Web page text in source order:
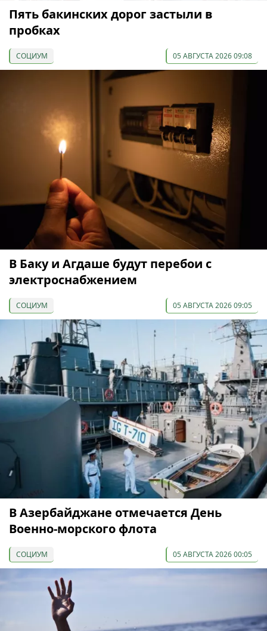
Пять бакинских дорог застыли в
пробках
СОЦИУМ 05 АВГУСТА 2026 09:08
В Баку и Агдаше будут перебои с
электроснабжением
СОЦИУМ 05 АВГУСТА 2026 09:05
В Азербайджане отмечается День
Военно-морского флота
СОЦИУМ 05 АВГУСТА 2026 00:05